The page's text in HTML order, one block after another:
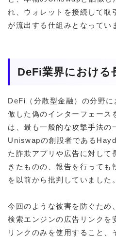
れ、ウォレットを接続して取
が流出する仕組みとなってい
DeFi業界における
DeFi（分散型金融）の分野
倣した偽のインターフェース
は、最も一般的な攻撃手法の
Uniswapの創設者である
た詐欺アプリや広告に対して
きたものの、報告を行っても
を以前から批判していました。
今回のような被害を防ぐため
検索エンジンの広告リンクを
リンクのみを使用すること、